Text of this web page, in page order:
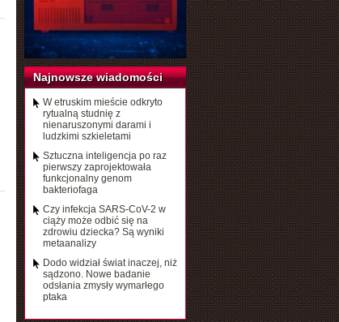
Najnowsze wiadomości
W etruskim mieście odkryto
rytualną studnię z
nienaruszonymi darami i
ludzkimi szkieletami
Sztuczna inteligencja po raz
pierwszy zaprojektowała
funkcjonalny genom
bakteriofaga
Czy infekcja SARS-CoV-2 w
ciąży może odbić się na
zdrowiu dziecka? Są wyniki
metaanalizy
Dodo widział świat inaczej, niż
sądzono. Nowe badanie
odsłania zmysły wymarłego
ptaka